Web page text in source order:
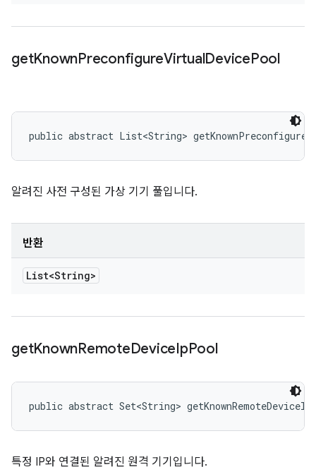
getKnownPreconfigureVirtualDevicePool
public abstract List<String>
알려진 사전 구성된 가상 기기 풀입니다.
반환
List<String>
getKnownRemoteDeviceIpPool
public abstract Set<String>
특정 IP와 연결된 알려진 원격 기기입니다.